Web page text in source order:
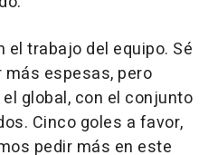
trabajo del equipo. Sé
espesas, pero
global, con el conjunto
Cinco goles a favor,
pedir más en este